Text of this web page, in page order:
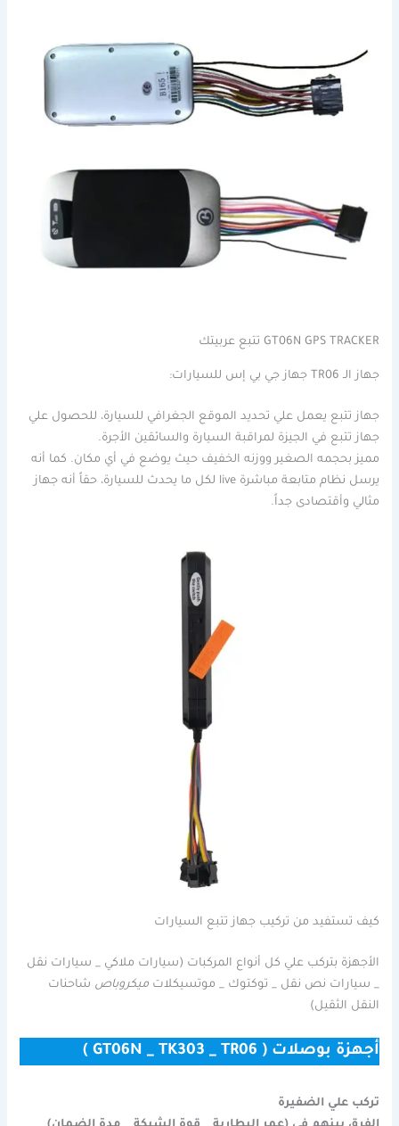
GT06N GPS TRACKER تتبع عربيتك
جهاز الـ TR06 جهاز جي بي إس للسيارات:
جهاز تتبع يعمل علي تحديد الموقع الجغرافي للسيارة، للحصول علي
جهاز تتبع في الجيزة لمراقبة السيارة والسائقين الأجرة.
مميز بحجمه الصغير ووزنه الخفيف حيث يوضع في أي مكان. كما أنه
يرسل نظام متابعة مباشرة live لكل ما يحدث للسيارة، حقاً أنه جهاز
مثالي وأقتصادى جداً.
كيف تستفيد من تركيب جهاز تتبع السيارات
الأجهزة بتركب علي كل أنواع المركبات (سيارات ملاكي _ سيارات نقل
_ سيارات نص نقل _ توكتوك _ موتسيكلاتميكروباص شاحنات
النقل الثقيل)
أجهزة بوصلات ( GT06N _ TK303 _ TR06 )
تركب علي الضفيرة